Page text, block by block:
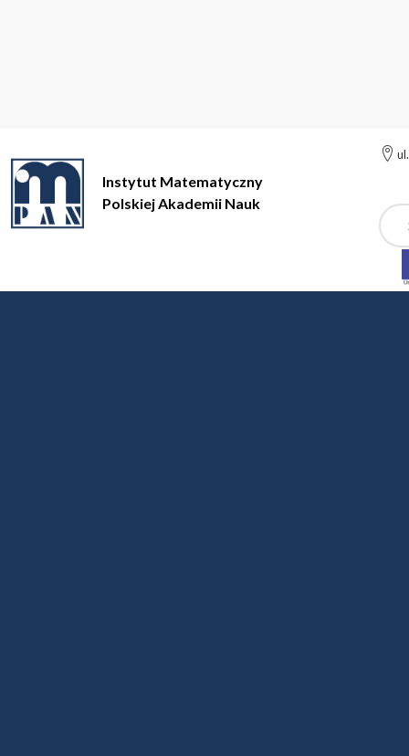
Instytut Matematyczny
Polskiej Akademii Nauk
Instytut Matematyczny Polskiej Akademii Nauk Publikacje
Publikacje Centrum
Publikacje Centrum Banacha (Banach Center
Pełny, przeszukiwalny katalog wcześniejszych
Ogólne wytyczne dotyczące
W ramach BCP publikujemy materiały
Publikacje zawierają artykuły przeglądowe lub